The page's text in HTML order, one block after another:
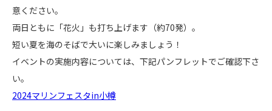
意ください。
両日ともに「花火」も打ち上げます（約70発）。
短い夏を海のそばで大いに楽しみましょう！
イベントの実施内容については、下記パンフレットでご確認下さ
い。
2024マリンフェスタin小樽